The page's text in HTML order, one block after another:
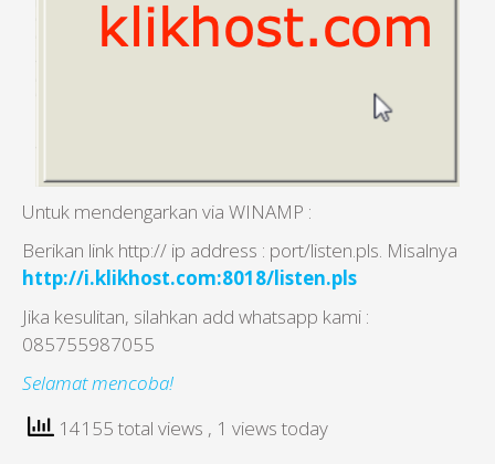
Untuk mendengarkan via WINAMP :
Berikan link http:// ip address : port/listen.pls. Misalnya
http://i.klikhost.com:8018/listen.pls
Jika kesulitan, silahkan add whatsapp kami :
085755987055
Selamat mencoba!
14155 total views , 1 views today